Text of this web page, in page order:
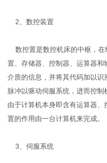
2、数控装置
数控置是数控机床的中枢，在
置、存储器、控制器、运算器
介质的信息，并将其代码加以
脉冲以驱动伺服系统，进而控制
由于计算机本身即含有运算器
置的作用由一台计算机来完成。
3、伺服系统